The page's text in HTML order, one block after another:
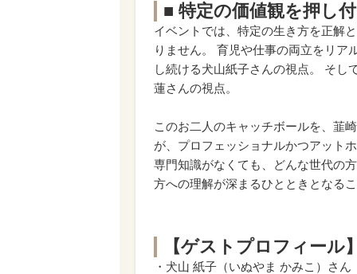
■ 特定の価値観を押し
イベントでは、特定の生き方を正解
りません。 育児や仕事の両立をリア
し続ける犬山紙子さんの視点。 そし
蓮さんの視点。
このお二人のキャッチボールを、韮
が、プロフェッショナルかつアット
専門知識がなくても、どんな世代の
方への理解が深まるひとときとなる
【ゲストプロフィール
・犬山 紙子（いぬやま かみこ）さん